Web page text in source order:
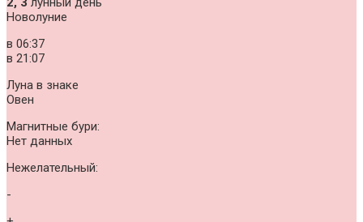
Новолуние
в 06:37
в 21:07
Луна в знаке
Овен
Магнитные бури:
Нет данных
Нежелательный:
-